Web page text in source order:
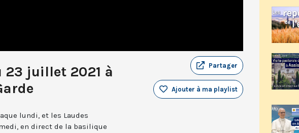
23 juillet 2021 à
Partager
Ajouter à ma playlist
lundi, et les Laudes
en direct de la basilique